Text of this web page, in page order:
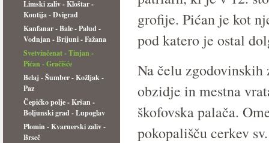
Limski zaliv - Kloštar -
Kontija - Dvigrad
Kanfanar - Bale - Palud -
Vodnjan - Brijuni - Fažana
Svetvinčenat - Tinjan -
Pićan - Gračišće
Belaj - Šumber - Kožljak -
Paz
Čepićko polje - Kršan -
Boljunski grad - Lupoglav
Plomin - Kvarnerski zaliv -
Brseč
grofije. Pićan je kot
pod katero je ostal
Na čelu zgodovinskih
obzidje in mestna
škofovska palača.
pokopališču cerkev